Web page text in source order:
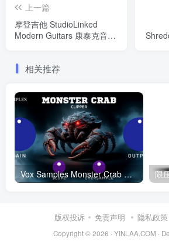
上一篇
摩登吉他 StudioLinked
Modern Guitars 康泰克音色
相关推荐
Vox Samples Monster Crab Clipper V1.2.0 WIN&MAC
版权投诉 免责声明 隐私政策
Copyright © 2026 · YINLAA.COM ·